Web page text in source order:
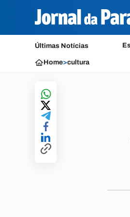
Últimas Notícias
Home>cultura